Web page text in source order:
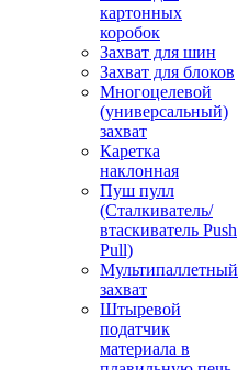
картонных
коробок
Захват для шин
Захват для блоков
Многоцелевой
(универсальный)
захват
Каретка
наклонная
Пуш пулл
(Сталкиватель/
втаскиватель Push
Pull)
Мультипаллетный
захват
Штыревой
податчик
материала в